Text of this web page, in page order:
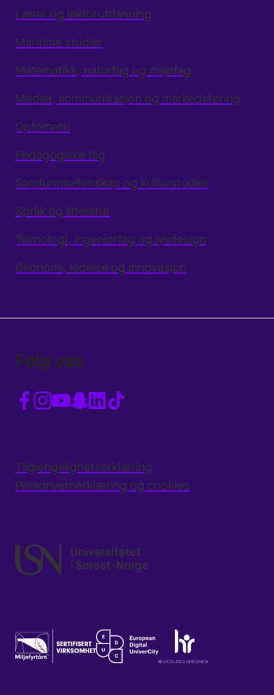
Lærer og lektorutdanning
Maritime studier
Matematikk, naturfag og miljøfag
Medier, kommunikasjon og markedsføring
Optometri
Pedagogiske fag
Samfunnsvitenskap og kulturstudier
Språk og litteratur
Teknologi, ingeniørfag og lysdesign
Økonomi, ledelse og innovasjon
Følg oss
Tilgjengelighetserklæring
Personvernerklæring og cookies